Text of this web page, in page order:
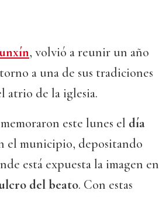
, volvió a reunir un año
a una de sus tradiciones
atrio de la iglesia.
este lunes el día
el municipio, depositando
está expuesta la imagen en
del beato. Con estas